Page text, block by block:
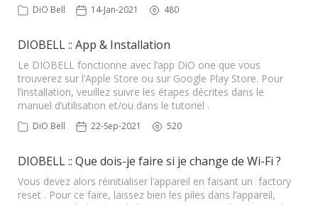
DiO Bell 14-Jan-2021 480
DIOBELL :: App & Installation
Le DIOBELL fonctionne avec l’app DiO one que vous
trouverez sur l’Apple Store ou sur Google Play Store. Pour
l’installation, veuillez suivre les étapes décrites dans le
manuel d’utilisation et/ou dans le tutoriel .
DiO Bell 22-Sep-2021 520
DIOBELL :: Que dois-je faire si je change de Wi-Fi ?
Vous devez alors réinitialiser l’appareil en faisant un factory
reset . Pour ce faire, laissez bien les piles dans l’appareil,